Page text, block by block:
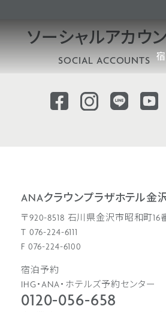
ソーシャルアカウ
SOCIAL ACCOUNTS
ANAクラウンプラザホテル金
〒920-8518 石川県金沢市昭和町16
T 076-224-6111
F 076-224-6100
宿泊予約
IHG・ANA・ホテルズ予約センター
0120-056-658